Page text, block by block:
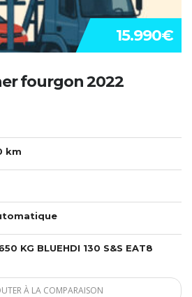
15.990€
fourgon 2022
km
KG BLUEHDI 130 S&S EAT8
À LA COMPARAISON